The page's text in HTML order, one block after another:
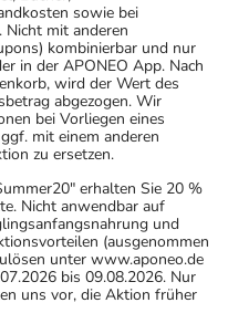
sowie bei
Nicht mit anderen
kombinierbar und nur
in der APONEO App. Nach
wird der Wert des
abgezogen. Wir
bei Vorliegen eines
mit einem anderen
zu ersetzen.
erhalten Sie 20 %
Nicht anwendbar auf
und
(ausgenommen
unter www.aponeo.de
bis 09.08.2026. Nur
uns vor, die Aktion früher